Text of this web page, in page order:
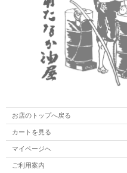
お店のトップへ戻る
カートを見る
マイページへ
ご利用案内